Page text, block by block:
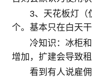
3、天花板灯（
个。基本只在白天
冷知识：冰柜
增加，扩建会导致租
看到有人说雇